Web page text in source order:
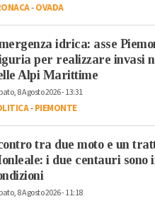
-OVADA
idrica: asse
per realizzare invasi
Alpi Marittime
8 Agosto 2026 - 13:31
-PIEMONTE
tra due moto e un
i due centauri sono
8 Agosto 2026 - 11:18